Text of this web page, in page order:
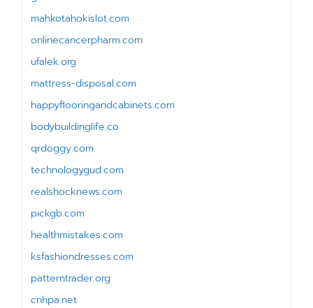
mahkotahokislot.com
onlinecancerpharm.com
ufalek.org
mattress-disposal.com
happyflooringandcabinets.com
bodybuildinglife.co
qrdoggy.com
technologygud.com
realshocknews.com
pickgb.com
healthmistakes.com
ksfashiondresses.com
patterntrader.org
cnhpa.net